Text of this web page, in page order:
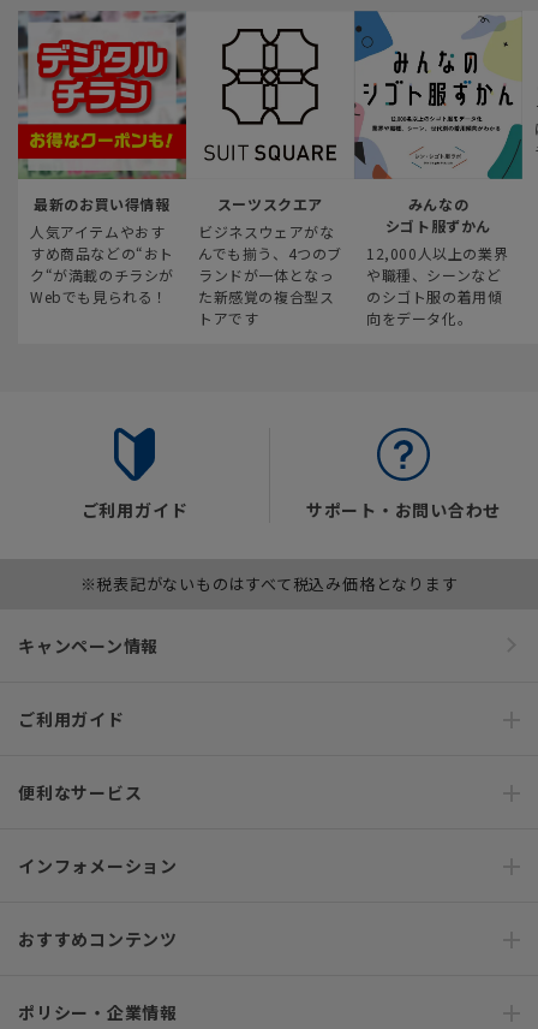
最新のお買い得情報
人気アイテムやおす
すめ商品などの“おト
ク“が満載のチラシが
Webでも見られる！
スーツスクエア
ビジネスウェアがな
んでも揃う、4つのブ
ランドが一体となっ
た新感覚の複合型ス
トアです
みんなの
シゴト服ずかん
12,000人以上の業界
や職種、シーンなど
のシゴト服の着用傾
向をデータ化。
ご利用ガイド サポート・お問い合わせ
※税表記がないものはすべて税込み価格となります
キャンペーン情報
ご利用ガイド
便利なサービス
インフォメーション
おすすめコンテンツ
ポリシー・企業情報